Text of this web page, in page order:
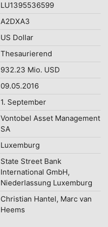
LU1395536599
A2DXA3
US Dollar
Thesaurierend
932.23 Mio. USD
09.05.2016
1. September
Vontobel Asset Management
SA
Luxemburg
State Street Bank
International GmbH,
Niederlassung Luxemburg
Christian Hantel, Marc van
Heems